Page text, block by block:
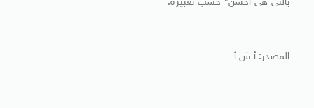
بالتي هي أحسن” حسب تعبيره.
المصدر: أ ش أ